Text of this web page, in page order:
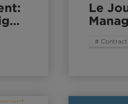
Le
# Contract